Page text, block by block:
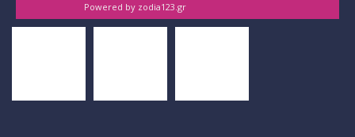
Powered by zodia123.gr